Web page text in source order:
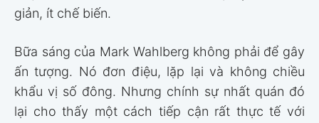
giản, ít chế biến.
Bữa sáng của Mark Wahlberg không phải để gây
ấn tượng. Nó đơn điệu, lặp lại và không chiều
khẩu vị số đông. Nhưng chính sự nhất quán đó
lại cho thấy một cách tiếp cận rất thực tế với